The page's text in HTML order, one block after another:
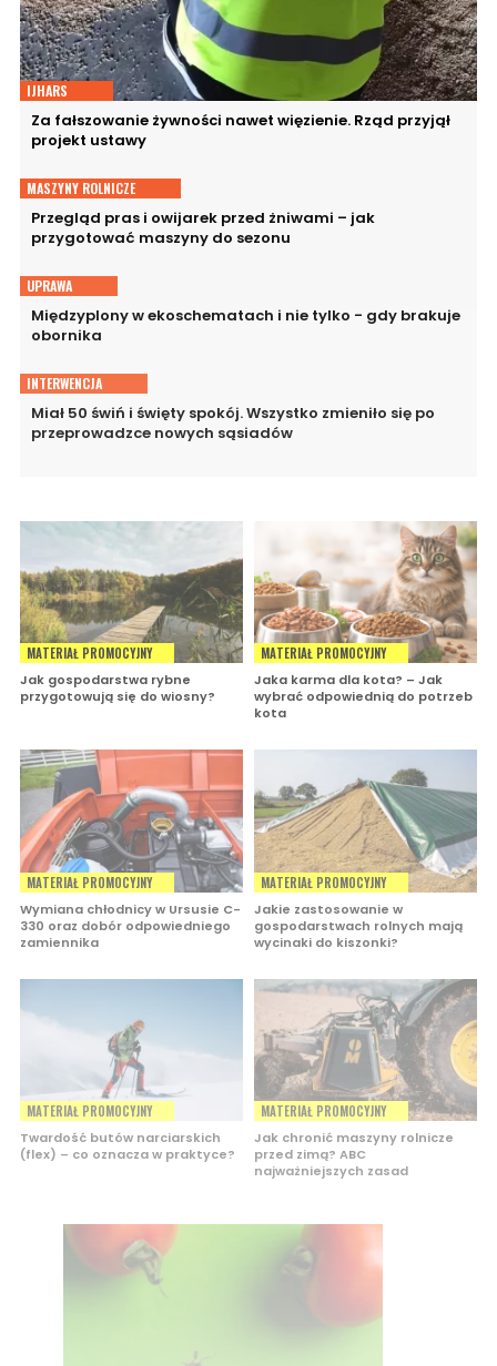
IJHARS
Za fałszowanie żywności nawet więzienie. Rząd przyjął
projekt ustawy
MASZYNY ROLNICZE
Przegląd pras i owijarek przed żniwami – jak
przygotować maszyny do sezonu
UPRAWA
Międzyplony w ekoschematach i nie tylko - gdy brakuje
obornika
INTERWENCJA
Miał 50 świń i święty spokój. Wszystko zmieniło się po
przeprowadzce nowych sąsiadów
MATERIAŁ PROMOCYJNY
Jak gospodarstwa rybne
przygotowują się do wiosny?
MATERIAŁ PROMOCYJNY
Jaka karma dla kota? – Jak
wybrać odpowiednią do potrzeb
kota
MATERIAŁ PROMOCYJNY
Wymiana chłodnicy w Ursusie C-
330 oraz dobór odpowiedniego
zamiennika
MATERIAŁ PROMOCYJNY
Jakie zastosowanie w
gospodarstwach rolnych mają
wycinaki do kiszonki?
MATERIAŁ PROMOCYJNY
Twardość butów narciarskich
(flex) – co oznacza w praktyce?
MATERIAŁ PROMOCYJNY
Jak chronić maszyny rolnicze
przed zimą? ABC
najważniejszych zasad